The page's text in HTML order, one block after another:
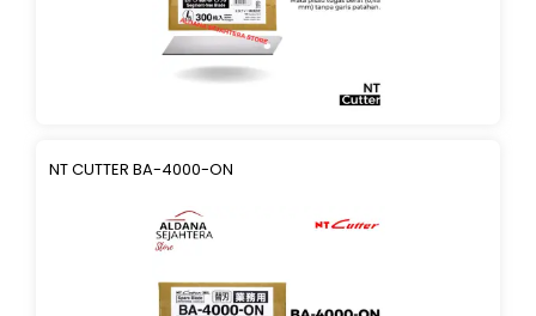
NT CUTTER BA-4000-ON